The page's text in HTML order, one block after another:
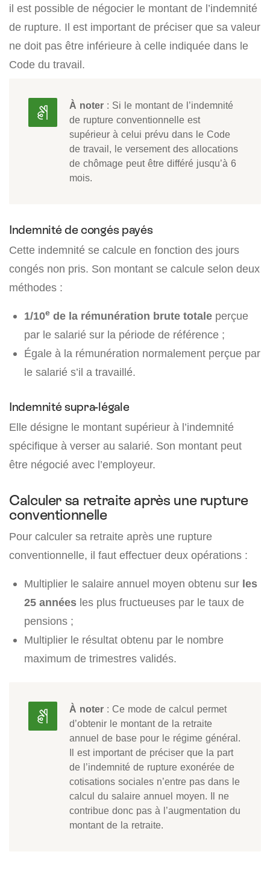
il est possible de négocier le montant de l’indemnité
de rupture. Il est important de préciser que sa valeur
ne doit pas être inférieure à celle indiquée dans le
Code du travail.
À noter : Si le montant de l’indemnité
de rupture conventionnelle est
supérieur à celui prévu dans le Code
de travail, le versement des allocations
de chômage peut être différé jusqu’à 6
mois.
Indemnité de congés payés
Cette indemnité se calcule en fonction des jours
congés non pris. Son montant se calcule selon deux
méthodes :
1/10e de la rémunération brute totale perçue
par le salarié sur la période de référence ;
Égale à la rémunération normalement perçue par
le salarié s’il a travaillé.
Indemnité supra-légale
Elle désigne le montant supérieur à l’indemnité
spécifique à verser au salarié. Son montant peut
être négocié avec l’employeur.
Calculer sa retraite après une rupture
conventionnelle
Pour calculer sa retraite après une rupture
conventionnelle, il faut effectuer deux opérations :
Multiplier le salaire annuel moyen obtenu sur les
25 années les plus fructueuses par le taux de
pensions ;
Multiplier le résultat obtenu par le nombre
maximum de trimestres validés.
À noter : Ce mode de calcul permet
d’obtenir le montant de la retraite
annuel de base pour le régime général.
Il est important de préciser que la part
de l’indemnité de rupture exonérée de
cotisations sociales n’entre pas dans le
calcul du salaire annuel moyen. Il ne
contribue donc pas à l’augmentation du
montant de la retraite.